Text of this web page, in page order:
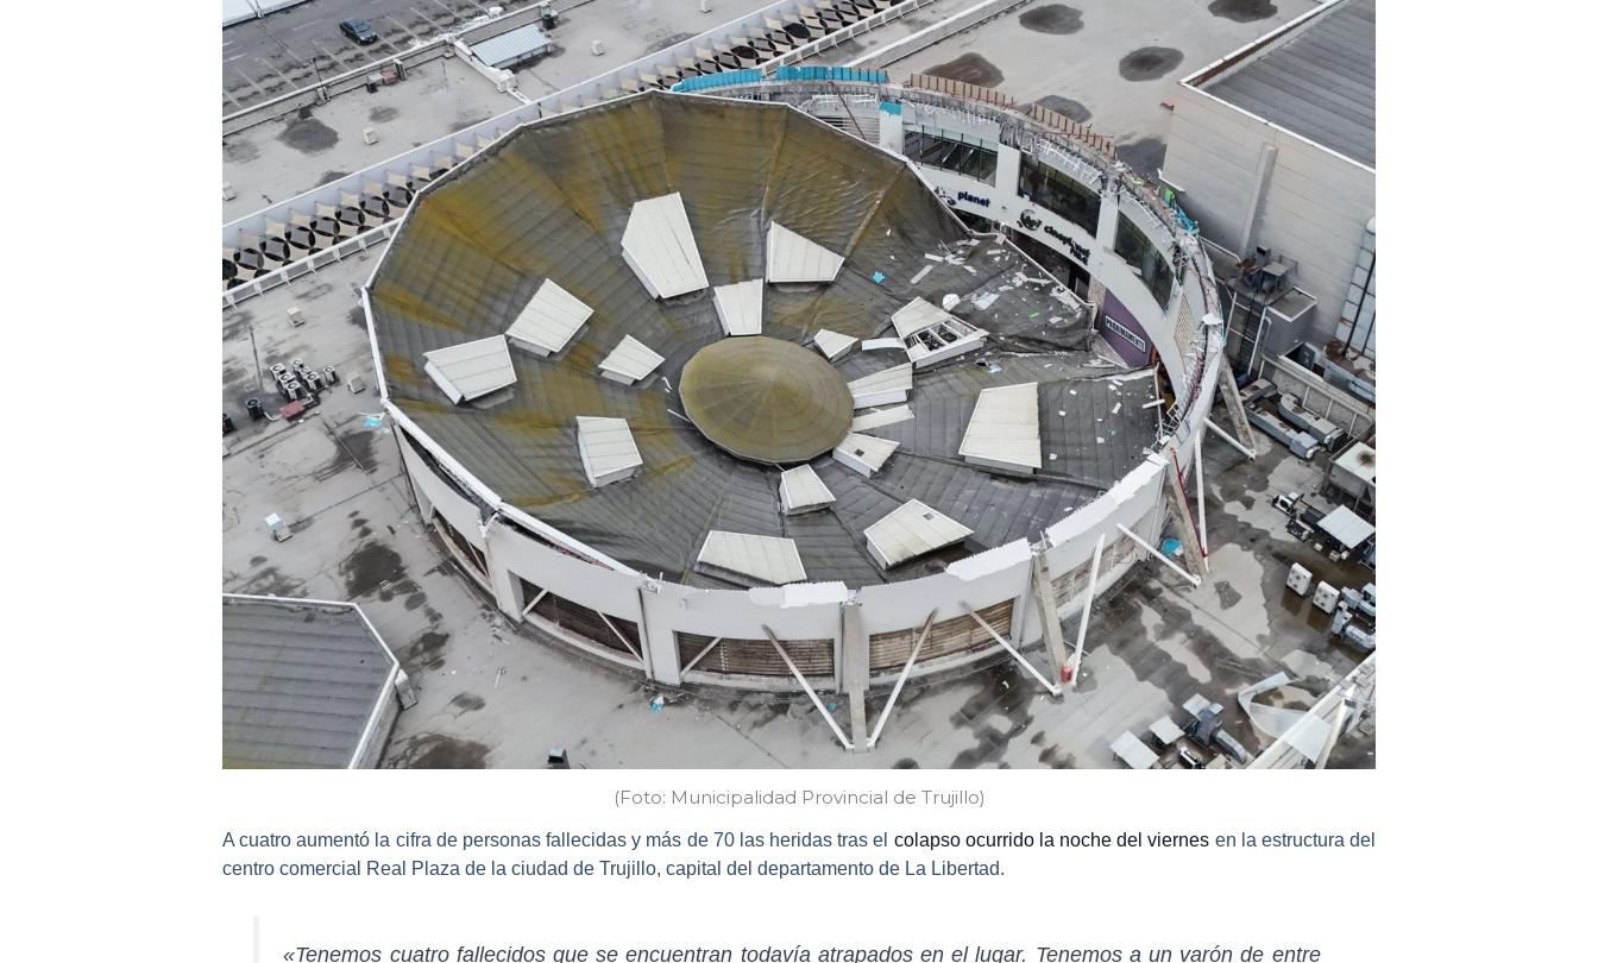
(Foto: Municipalidad Provincial de Trujillo)
A cuatro aumentó la cifra de personas fallecidas y más de 70 las heridas tras el colapso ocurrido la noche del viernes en la estructura del
centro comercial Real Plaza de la ciudad de Trujillo, capital del departamento de La Libertad.
«Tenemos cuatro fallecidos que se encuentran todavía atrapados en el lugar. Tenemos a un varón de entre